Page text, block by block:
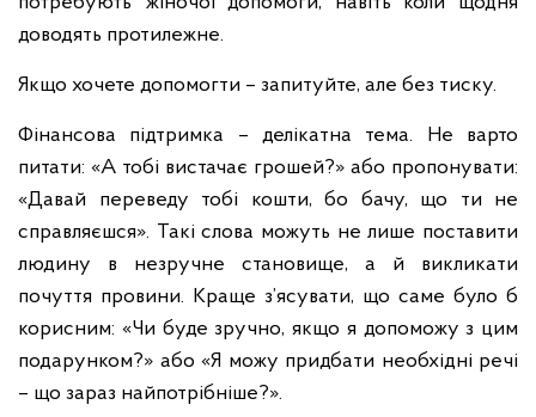
доводять протилежне.
Якщо хочете допомогти – запитуйте, але без тиску.
Фінансова підтримка – делікатна тема. Не варто
питати: «А тобі вистачає грошей?» або пропонувати:
«Давай переведу тобі кошти, бо бачу, що ти не
справляєшся». Такі слова можуть не лише поставити
людину в незручне становище, а й викликати
почуття провини. Краще з’ясувати, що саме було б
корисним: «Чи буде зручно, якщо я допоможу з цим
подарунком?» або «Я можу придбати необхідні речі
– що зараз найпотрібніше?».